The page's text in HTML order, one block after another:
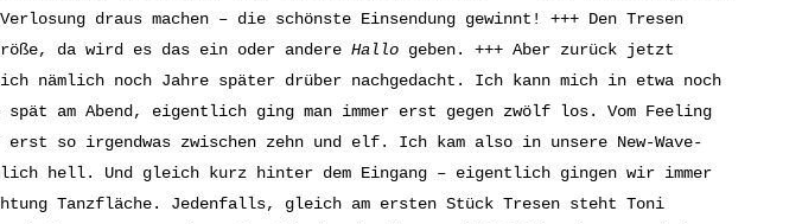
draus machen – die schönste Einsendung gewinnt! +++ Den Tresen
da wird es das ein oder andere Hallo geben. +++ Aber zurück jetzt
ich nämlich noch Jahre später drüber nachgedacht. Ich kann mich in etwa noch
am Abend, eigentlich ging man immer erst gegen zwölf los. Vom Feeling
so irgendwas zwischen zehn und elf. Ich kam also in unsere New-Wave-
hell. Und gleich kurz hinter dem Eingang – eigentlich gingen wir immer
Tanzfläche. Jedenfalls, gleich am ersten Stück Tresen steht Toni